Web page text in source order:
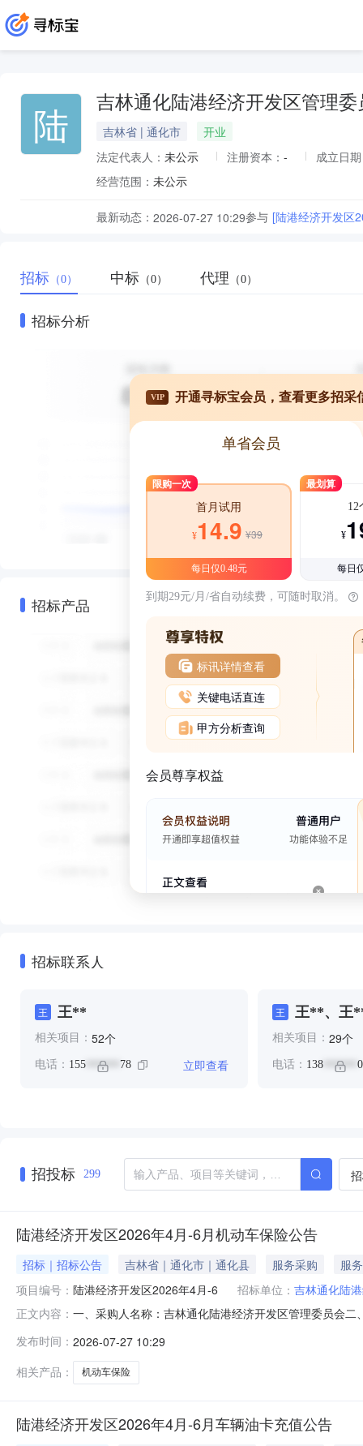
陆 吉林通化陆港经济开发区管理委
吉林省 | 通化市
开业
法定代表人： 未公示 注册资本： -
成立日
经营范围： 未公示
最新动态： 2026-07-27 10:29参与 [陆港经济开发区
招标 （0） 中标 （0） 代理 （0）
招标分析
招标产品
VIP 开通寻标宝会员，查看更多招采
单省会员
限购一次
首月试用
¥14.9 ¥39
每日仅0.48元
最划算
12
¥
每日
到期29元/月/省自动续费，可随时取消。
标讯详情查看
关键电话直连
甲方分析查询
会员尊享权益
招标联系人
王 王**
相关项目： 52个
电话： 155 ****** 78 立即查看
王 王**、王
相关项目： 29个
电话： 138******
招投标 299
陆港经济开发区2026年4月-6月机动车保险公告
招标｜招标公告 吉林省｜通化市｜通化县 服务采购
服务
项目编号： 陆港经济开发区2026年4月-6 招标单位： 吉林通化陆
正文内容： 一、采购人名称：吉林通化陆港经济开发区管理委员会
13459.5序号项目名称单位数量预算金额(元)简要规格描
格合理
发布时间： 2026-07-27 10:29
相关产品：
机动车保险
陆港经济开发区2026年4月-6月车辆油卡充值公告